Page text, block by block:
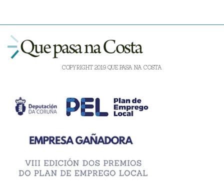
COPYRIGHT 2019 QUE PASA NA COSTA